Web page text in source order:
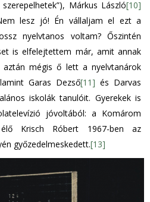
Márkus László[10]
lesz jó! Én vállaljam el ezt a
nyelvtanos voltam? Őszintén
is elfelejtettem már, amit annak
aztán mégis ő lett a nyelvtanárok
Garas Dezső[11] és Darvas
iskolák tanulóit. Gyerekek is
jóvoltából: a Komárom
Krisch Róbert 1967-ben az
győzedelmeskedett.[13]